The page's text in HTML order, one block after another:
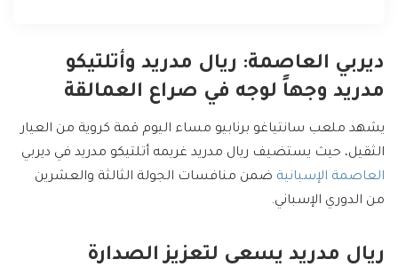
ديربي العاصمة: ريال مدريد وأتلتيكو
مدريد وجهاً لوجه في صراع العمالقة
يشهد ملعب سانتياغو برنابيو مساء اليوم قمة كروية من العيار
الثقيل، حيث يستضيف ريال مدريد غريمه أتلتيكو مدريد في ديربي
العاصمة الإسبانية ضمن منافسات الجولة الثالثة والعشرين
من الدوري الإسباني.
ريال مدريد يسعى لتعزيز الصدارة